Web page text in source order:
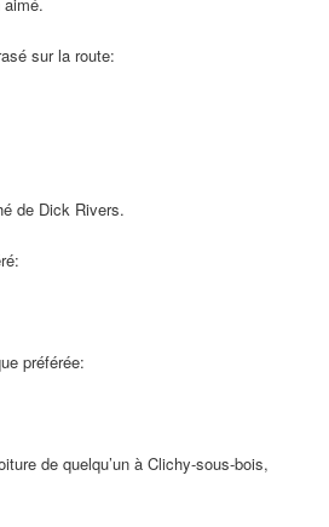
aimé.
sur la route:
de Dick Rivers.
préférée:
de quelqu’un à Clichy-sous-bois,